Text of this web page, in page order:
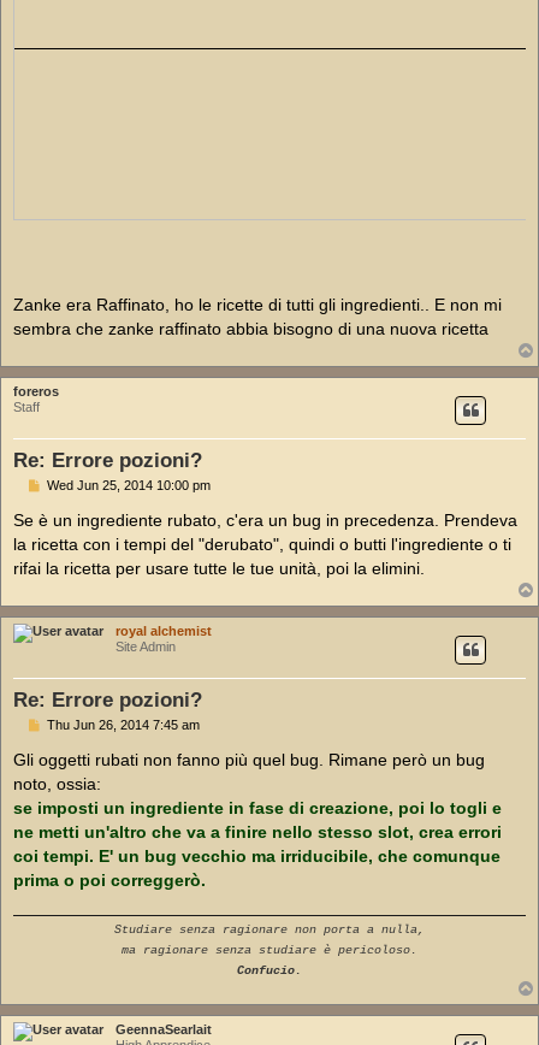
Zanke era Raffinato, ho le ricette di tutti gli ingredienti.. E non mi
sembra che zanke raffinato abbia bisogno di una nuova ricetta
foreros
Staff
Re: Errore pozioni?
P
s
Wed Jun 25, 2014 10:00 pm
Se è un ingrediente rubato, c'era un bug in precedenza. Prendeva
la ricetta con i tempi del "derubato", quindi o butti l'ingrediente o ti
rifai la ricetta per usare tutte le tue unità, poi la elimini.
royal alchemist
Site Admin
Re: Errore pozioni?
P
s
t
Thu Jun 26, 2014 7:45 am
Gli oggetti rubati non fanno più quel bug. Rimane però un bug
noto, ossia:
se imposti un ingrediente in fase di creazione, poi lo togli e
ne metti un'altro che va a finire nello stesso slot, crea errori
coi tempi. E' un bug vecchio ma irriducibile, che comunque
prima o poi correggerò.
Studiare senza ragionare non porta a nulla,
ma ragionare senza studiare è pericoloso.
Confucio.
GeennaSearlait